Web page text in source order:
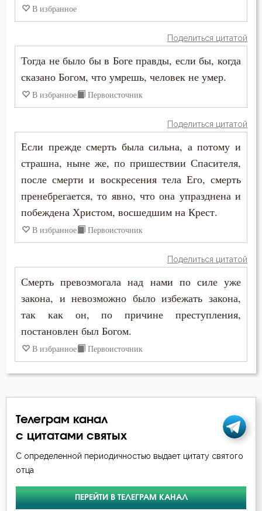
Тело
Троица
Христос
Церковь
Человек
Язык
Симеон Новый Богослов
Феогност
Феодор Студит
Филарет Московский (Дроздов)
В избранное
Поделиться цитатой
Тогда не было бы в Боге правды, если бы, когда
сказано Богом, что умрешь, человек не умер.
В избранное Первоисточник
Поделиться цитатой
Если прежде смерть была сильна, а потому и
страшна, ныне же, по пришествии Спасителя,
после смерти и воскресения тела Его, смерть
пренебрегается, то явно, что она упразднена и
побеждена Христом, восшедшим на Крест.
В избранное Первоисточник
Поделиться цитатой
Смерть превозмогала над нами по силе уже
закона, и невозможно было избежать закона,
так как он, по причине преступления,
постановлен был Богом.
В избранное Первоисточник
Телеграм канал
с цитатами святых
С определенной периодичностью выдает цитату святого
отца
ПЕРЕЙТИ В ТЕЛЕГРАМ КАНАЛ